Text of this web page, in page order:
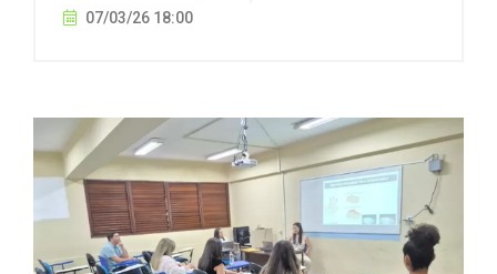
07/03/26 18:00